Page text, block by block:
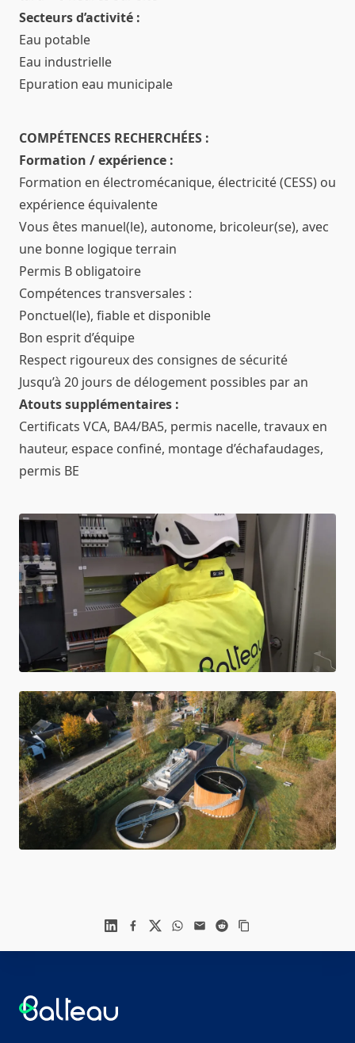
Secteurs d’activité :
Eau potable
Eau industrielle
Epuration eau municipale
COMPÉTENCES RECHERCHÉES :
Formation / expérience :
Formation en électromécanique, électricité (CESS) ou
expérience équivalente
Vous êtes manuel(le), autonome, bricoleur(se), avec
une bonne logique terrain
Permis B obligatoire
Compétences transversales :
Ponctuel(le), fiable et disponible
Bon esprit d’équipe
Respect rigoureux des consignes de sécurité
Jusqu’à 20 jours de délogement possibles par an
Atouts supplémentaires :
Certificats VCA, BA4/BA5, permis nacelle, travaux en
hauteur, espace confiné, montage d’échafaudages,
permis BE
LinkedinFacebook
X WhatsApp
MailReddit
Balteau